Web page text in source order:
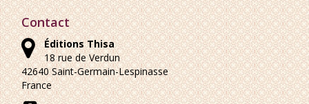
Contact
Éditions Thisa
18 rue de Verdun
42640 Saint-Germain-Lespinasse
France